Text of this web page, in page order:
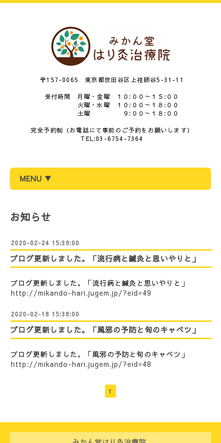
〒157-0065 東京都世田谷区上祖師谷5-31-11
受付時間 月曜・金曜 １０:００～１５:００
火曜・水曜 １０:００～１８:００
土曜 ９:００～１８:００
完全予約制（お電話にて事前のご予約をお願いします）
TEL:03-6754-7364
MENU ▼
お知らせ
2020-02-24 15:39:00
ブログ更新しました。「流行病と鍼灸と思いやりと」
ブログ更新しました。「流行病と鍼灸と思いやりと」
http://mikando-hari.jugem.jp/?eid=49
2020-02-18 15:38:00
ブログ更新しました。「風邪の予防と旬のキャベツ」
ブログ更新しました。「風邪の予防と旬のキャベツ」
http://mikando-hari.jugem.jp/?eid=48
1